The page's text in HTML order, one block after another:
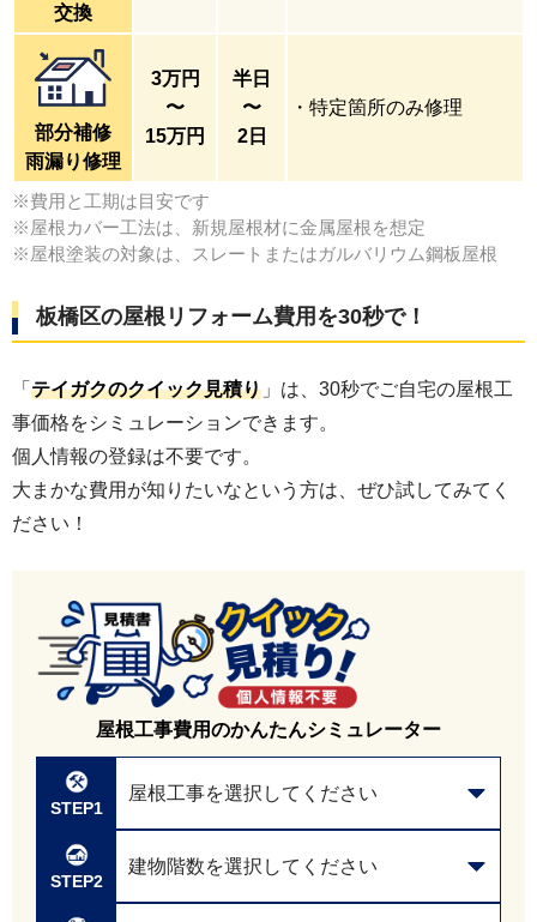
交換
部分補修
雨漏り修理
3万円
〜
15万円
半日
〜
2日
・特定箇所のみ修理
※費用と工期は目安です
※屋根カバー工法は、新規屋根材に金属屋根を想定
※屋根塗装の対象は、スレートまたはガルバリウム鋼板屋根
板橋区の屋根リフォーム費用を30秒で！
「 テイガクのクイック見積り 」は、30秒でご自宅の屋根工
事価格をシミュレーションできます。
個人情報の登録は不要です。
大まかな費用が知りたいなという方は、ぜひ試してみてく
ださい！
屋根工事費用のかんたんシミュレーター
STEP1
屋根工事を選択してください
STEP2
建物階数を選択してください